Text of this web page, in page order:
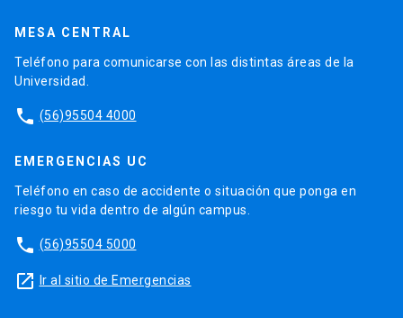
MESA CENTRAL
Teléfono para comunicarse con las distintas áreas de la
Universidad.
phone (56)95504 4000
EMERGENCIAS UC
Teléfono en caso de accidente o situación que ponga en
riesgo tu vida dentro de algún campus.
phone (56)95504 5000
launch Ir al sitio de Emergencias